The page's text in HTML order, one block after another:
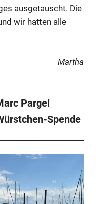
ausgetauscht. Die
wir hatten alle
Martha
Pargel
Spende